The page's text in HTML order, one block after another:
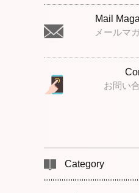
Mail
メールマ
お問い
Category